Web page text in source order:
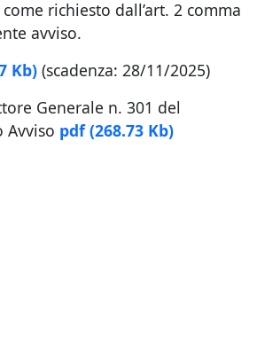
come richiesto dall’art. 2 comma
avviso.
Kb) (scadenza: 28/11/2025)
Generale n. 301 del
Avviso pdf (268.73 Kb)